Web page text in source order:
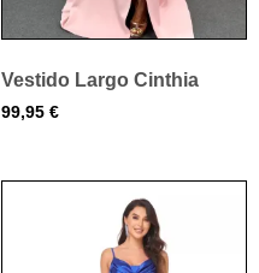
Vestido Largo Cinthia
99,95 €